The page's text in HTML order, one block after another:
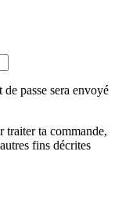
passe sera envoyé
traiter ta commande,
fins décrites